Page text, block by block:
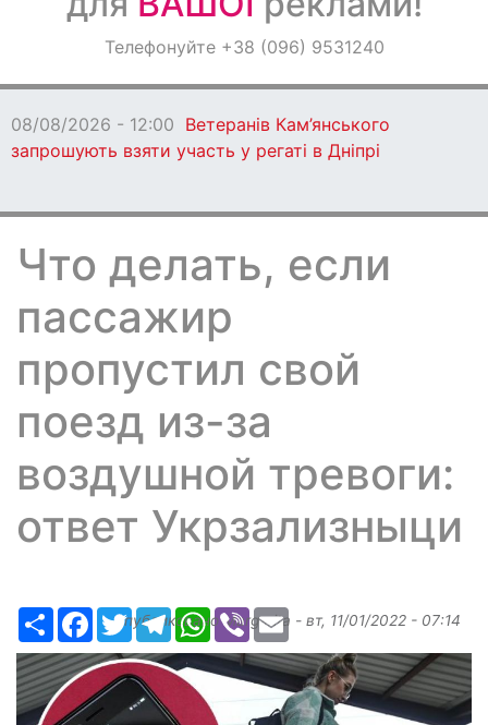
ОголошенняТелефонуйте +38 (096) 9531240
08/08/2026 - 12:00 Ветеранів Кам’янського
запрошують взяти участь у регаті в Дніпрі
Что делать, если
пассажир
пропустил свой
поезд из-за
воздушной тревоги:
ответ Укрзализныци
РесурсFacebook
TwitterTelegramWhatsApp
ViberEmail
ОпубликованоMargarita - вт, 11/01/2022 - 07:14